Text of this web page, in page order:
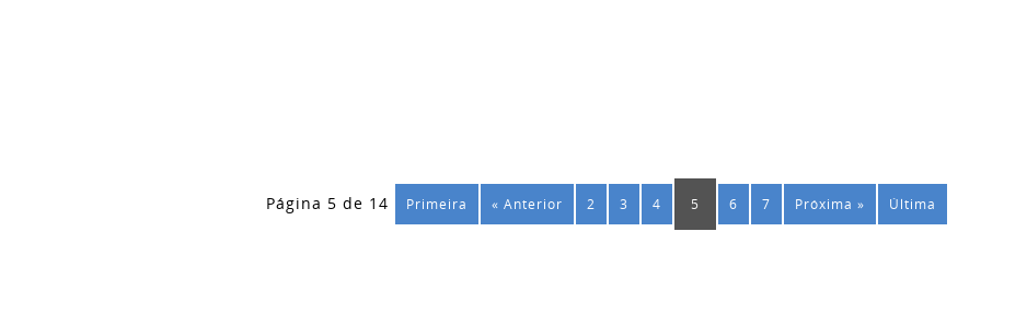
Página 5 de 14 Primeira « Anterior 2 3 4 5 6 7 Próxima » Última